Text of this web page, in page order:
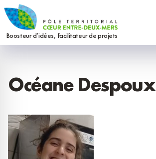
Aller
au
contenu
Boosteur d’idées, facilitateur de projets
Océane Despoux
Panneau de gestion des cookies